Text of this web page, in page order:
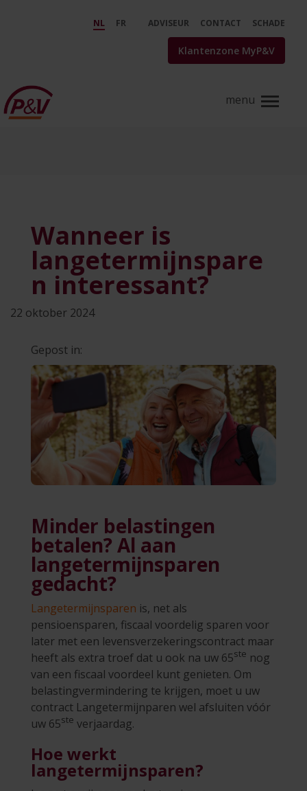
Wanneer is langetermijnsparen
NL FR ADVISEUR CONTACT SCHADE
Klantenzone MyP&V
Wanneer is
langetermijnspare
n interessant?
22 oktober 2024
Gepost in:
Minder belastingen
betalen? Al aan
langetermijnsparen
gedacht?
Langetermijnsparen is, net als
pensioensparen, fiscaal voordelig sparen voor
later met een levensverzekeringscontract maar
heeft als extra troef dat u ook na uw 65ste nog
van een fiscaal voordeel kunt genieten. Om
belastingvermindering te krijgen, moet u uw
contract Langetermijnparen wel afsluiten vóór
uw 65ste verjaardag.
Hoe werkt
langetermijnsparen?